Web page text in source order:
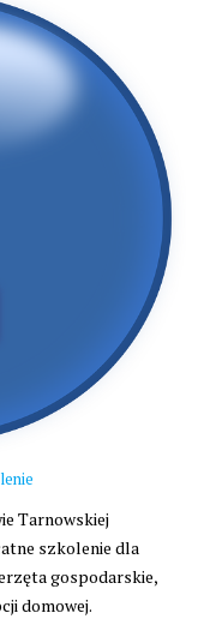
Tarnowskiej
szkolenie dla
gospodarskie,
domowej.